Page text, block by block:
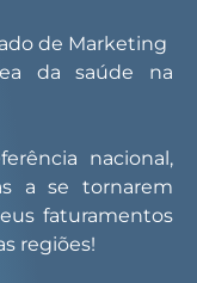
de Marketing
da saúde na
nacional,
a se tornarem
faturamentos
regiões!